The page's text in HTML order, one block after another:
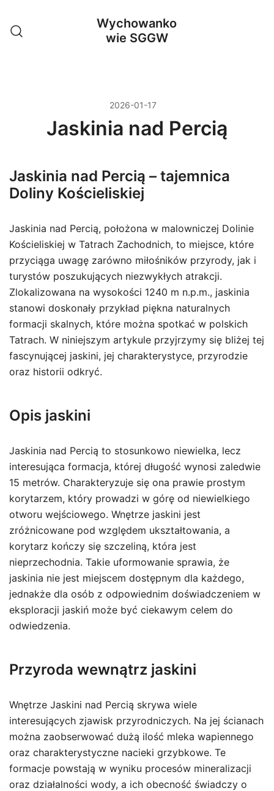
treści
Wychowanko
wie SGGW
2026-01-17
Jaskinia nad Percią
Jaskinia nad Percią – tajemnica
Doliny Kościeliskiej
Jaskinia nad Percią, położona w malowniczej Dolinie
Kościeliskiej w Tatrach Zachodnich, to miejsce, które
przyciąga uwagę zarówno miłośników przyrody, jak i
turystów poszukujących niezwykłych atrakcji.
Zlokalizowana na wysokości 1240 m n.p.m., jaskinia
stanowi doskonały przykład piękna naturalnych
formacji skalnych, które można spotkać w polskich
Tatrach. W niniejszym artykule przyjrzymy się bliżej tej
fascynującej jaskini, jej charakterystyce, przyrodzie
oraz historii odkryć.
Opis jaskini
Jaskinia nad Percią to stosunkowo niewielka, lecz
interesująca formacja, której długość wynosi zaledwie
15 metrów. Charakteryzuje się ona prawie prostym
korytarzem, który prowadzi w górę od niewielkiego
otworu wejściowego. Wnętrze jaskini jest
zróżnicowane pod względem ukształtowania, a
korytarz kończy się szczeliną, która jest
nieprzechodnia. Takie uformowanie sprawia, że
jaskinia nie jest miejscem dostępnym dla każdego,
jednakże dla osób z odpowiednim doświadczeniem w
eksploracji jaskiń może być ciekawym celem do
odwiedzenia.
Przyroda wewnątrz jaskini
Wnętrze Jaskini nad Percią skrywa wiele
interesujących zjawisk przyrodniczych. Na jej ścianach
można zaobserwować dużą ilość mleka wapiennego
oraz charakterystyczne nacieki grzybkowe. Te
formacje powstają w wyniku procesów mineralizacji
oraz działalności wody, a ich obecność świadczy o